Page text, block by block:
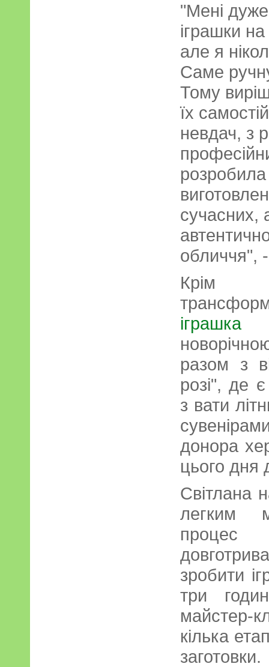
"Мені дуже
іграшки на
але я
Саме
Тому
їх
невдач, з
сучасних,
обличчя",
Крім
іграшка
разом з
розі", де
з вати
донора
цього дня
Світлана
легким
зробити
три
майстер-
кілька
заготовки.